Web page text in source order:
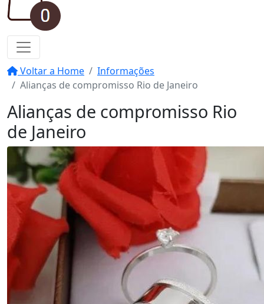
Voltar a Home
Informações
Alianças de compromisso Rio de Janeiro
Alianças de compromisso Rio
de Janeiro